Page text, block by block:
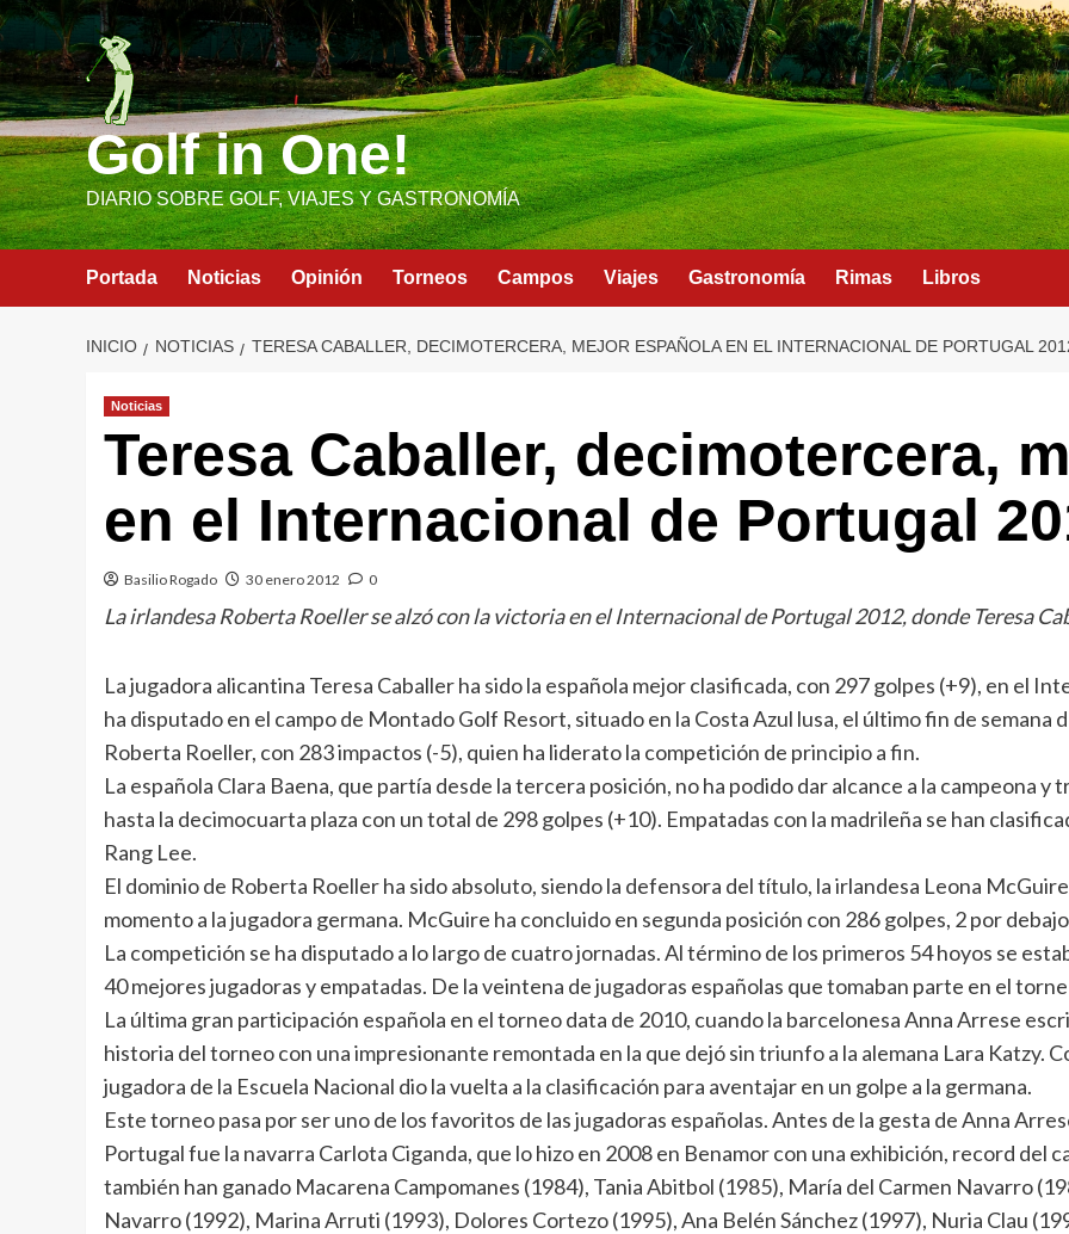
Saltar
al
contenido
Golf in One!
DIARIO SOBRE GOLF, VIAJES Y GASTRONOMÍA
Portada Noticias Opinión Torneos Campos Viajes Gastronomía Rimas Libros
INICIO NOTICIAS TERESA CABALLER, DECIMOTERCERA, MEJOR ESPAÑOLA EN EL INTERNACIONAL DE PORTUGAL
Noticias
Teresa Caballer, decimotercera,
en el Internacional de Portugal
Basilio Rogado 30 enero 2012 0
La irlandesa Roberta Roeller se alzó con la victoria en el Internacional de Portugal 2012, donde Teresa
La jugadora alicantina Teresa Caballer ha sido la española mejor clasificada, con 297 golpes (+9), en el
ha disputado en el campo de Montado Golf Resort, situado en la Costa Azul lusa, el último fin de semana
Roberta Roeller, con 283 impactos (-5), quien ha liderato la competición de principio a fin.
La española Clara Baena, que partía desde la tercera posición, no ha podido dar alcance a la campeona y
hasta la decimocuarta plaza con un total de 298 golpes (+10). Empatadas con la madrileña se han
Rang Lee.
El dominio de Roberta Roeller ha sido absoluto, siendo la defensora del título, la irlandesa Leona
momento a la jugadora germana. McGuire ha concluido en segunda posición con 286 golpes, 2 por
La competición se ha disputado a lo largo de cuatro jornadas. Al término de los primeros 54 hoyos se
40 mejores jugadoras y empatadas. De la veintena de jugadoras españolas que tomaban parte en el
La última gran participación española en el torneo data de 2010, cuando la barcelonesa Anna Arrese
historia del torneo con una impresionante remontada en la que dejó sin triunfo a la alemana Lara Katzy.
jugadora de la Escuela Nacional dio la vuelta a la clasificación para aventajar en un golpe a la germana.
Este torneo pasa por ser uno de los favoritos de las jugadoras españolas. Antes de la gesta de Anna
Portugal fue la navarra Carlota Ciganda, que lo hizo en 2008 en Benamor con una exhibición, record del
también han ganado Macarena Campomanes (1984), Tania Abitbol (1985), María del Carmen Navarro
Navarro (1992), Marina Arruti (1993), Dolores Cortezo (1995), Ana Belén Sánchez (1997), Nuria Clau